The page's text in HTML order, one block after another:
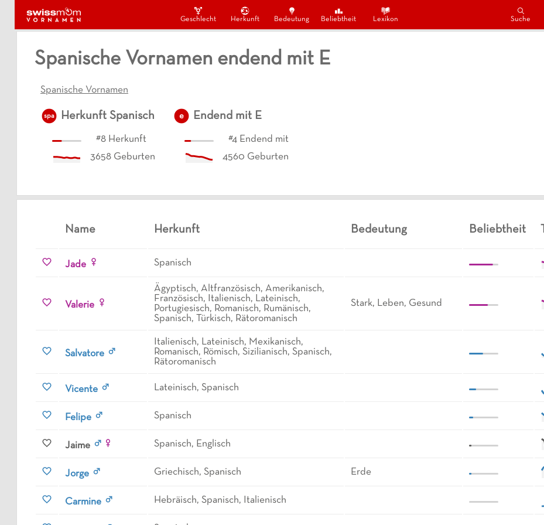
Geschlecht Herkunft Bedeutung Beliebtheit Lexikon Suche
Spanische Vornamen endend mit E
Spanische Vornamen
spa Herkunft Spanisch
#8 Herkunft
3658 Geburten
e Endend mit E
#4 Endend mit
4560 Geburten
Name Herkunft Bedeutung Beliebtheit
Jade Spanisch
Valerie
Ägyptisch, Altfranzösisch, Amerikanisch,
Französisch, Italienisch, Lateinisch,
Portugiesisch, Romanisch, Rumänisch,
Spanisch, Türkisch, Rätoromanisch
Stark, Leben, Gesund
Salvatore
Italienisch, Lateinisch, Mexikanisch,
Romanisch, Römisch, Sizilianisch, Spanisch,
Rätoromanisch
Vicente Lateinisch, Spanisch
Felipe Spanisch
Jaime Spanisch, Englisch
Jorge Griechisch, Spanisch Erde
Carmine Hebräisch, Spanisch, Italienisch